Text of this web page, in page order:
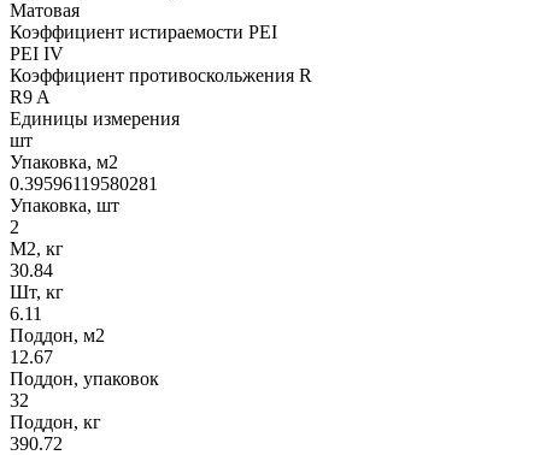
Матовая
Коэффициент истираемости PEI
PEI IV
Коэффициент противоскольжения R
R9 A
Единицы измерения
шт
Упаковка, м2
0.39596119580281
Упаковка, шт
2
М2, кг
30.84
Шт, кг
6.11
Поддон, м2
12.67
Поддон, упаковок
32
Поддон, кг
390.72